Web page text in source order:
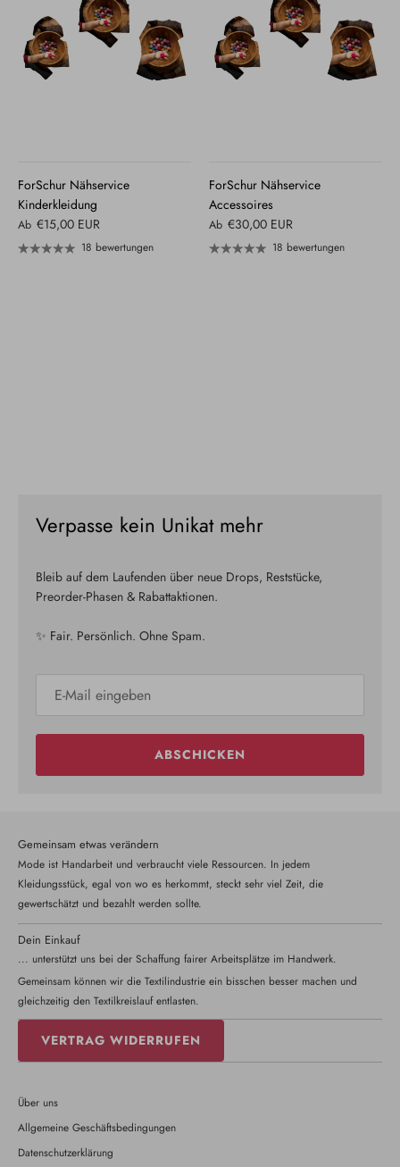
ForSchur Nähservice
Kinderkleidung
Ab €15,00 EUR
18 bewertungen
ForSchur Nähservice
Accessoires
Ab €30,00 EUR
18 bewertungen
Verpasse kein Unikat mehr
Bleib auf dem Laufenden über neue Drops, Reststücke,
Preorder-Phasen & Rabattaktionen.
✨ Fair. Persönlich. Ohne Spam.
ABSCHICKEN
Gemeinsam etwas verändern
Mode ist Handarbeit und verbraucht viele Ressourcen. In jedem
Kleidungsstück, egal von wo es herkommt, steckt sehr viel Zeit, die
gewertschätzt und bezahlt werden sollte.
Dein Einkauf
... unterstützt uns bei der Schaffung fairer Arbeitsplätze im Handwerk.
Gemeinsam können wir die Textilindustrie ein bisschen besser machen und
gleichzeitig den Textilkreislauf entlasten.
VERTRAG WIDERRUFEN
Über uns
Allgemeine Geschäftsbedingungen
Datenschutzerklärung